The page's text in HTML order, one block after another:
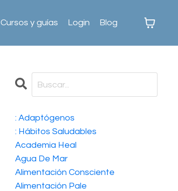
Cursos y guías Login Blog
: Adaptógenos
: Hábitos Saludables
Academia Heal
Agua De Mar
Alimentación Consciente
Alimentación Pale